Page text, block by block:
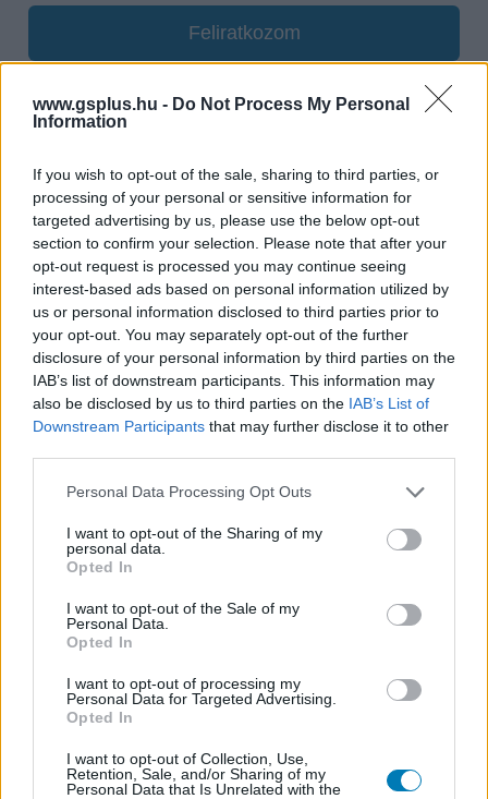
www.gsplus.hu - Do Not Process My Personal
Information
If you wish to opt-out of the sale, sharing to third parties, or
processing of your personal or sensitive information for
targeted advertising by us, please use the below opt-out
section to confirm your selection. Please note that after your
opt-out request is processed you may continue seeing
interest-based ads based on personal information utilized by
us or personal information disclosed to third parties prior to
your opt-out. You may separately opt-out of the further
disclosure of your personal information by third parties on the
IAB’s list of downstream participants. This information may
also be disclosed by us to third parties on the IAB’s List of
Downstream Participants that may further disclose it to other
Please note that this website/app uses one or more Google
not limited to your visit or usage behaviour. You may click to
grant or deny consent to Google and its third-party tags to
use your data for below specified purposes in below Google
consent section.
Personal Data Processing Opt Outs
I want to opt-out of the Sharing of my
personal data.
Opted In
I want to opt-out of the Sale of my
Personal Data.
Opted In
I want to opt-out of processing my
Personal Data for Targeted Advertising.
Opted In
I want to opt-out of Collection, Use,
Retention, Sale, and/or Sharing of my
Personal Data that Is Unrelated with the
Feliratkozom
Július végén folytatódik a balatoni strandröplabda-
sorozat.
Címkék: #álarc 2 #nicolas cage #john travolta
Hatalmas találkozások lesznek
a Wednesday 3. évadában, itt az
első teaser